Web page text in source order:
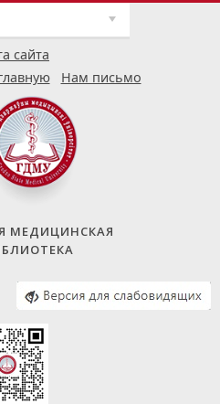
сайта
Нам письмо
МЕДИЦИНСКАЯ